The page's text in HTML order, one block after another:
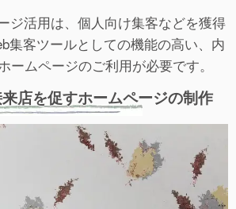
ジ活用は、個人向け集客などを獲得
集客ツールとしての機能の高い、内
ームページのご利用が必要です。
店を促すホームページの制作